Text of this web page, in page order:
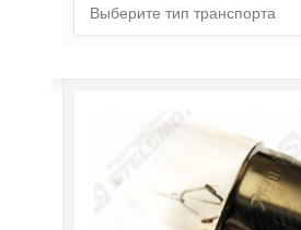
Выберите тип транспорта